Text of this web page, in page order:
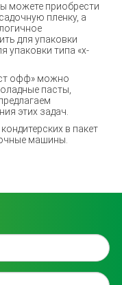
можете приобрести
пленку, а
для упаковки
упаковки типа «x-
офф» можно
пасты,
этих задач.
в пакет
машины.